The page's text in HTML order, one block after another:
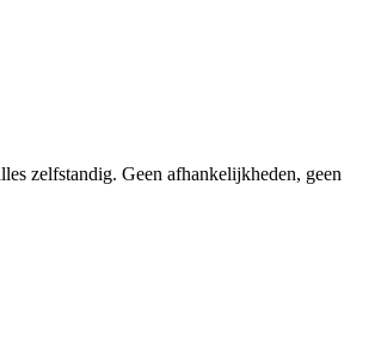
zelfstandig. Geen afhankelijkheden, geen